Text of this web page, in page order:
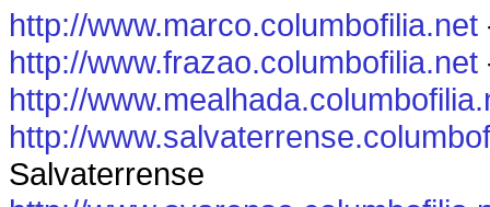
http://www.marco.columbofilia.net
http://www.frazao.columbofilia.net
http://
http://
Salvaterrense